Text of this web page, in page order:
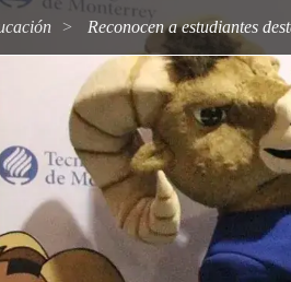
Reconocen a estudiantes